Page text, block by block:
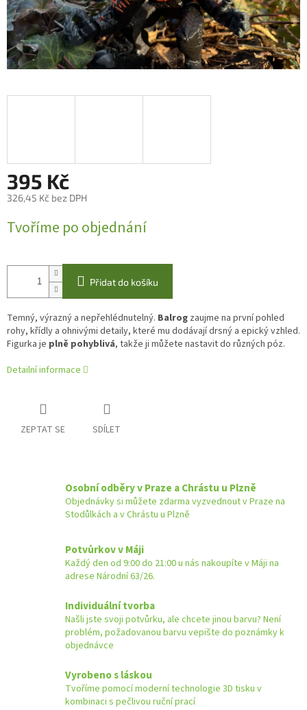
395 Kč
326,45 Kč bez DPH
cena:
Tvoříme po objednání
Přidat do košíku
Temný, výrazný a nepřehlédnutelný. Balrog zaujme na první pohled
rohy, křídly a ohnivými detaily, které mu dodávají drsný a epický vzhled.
Figurka je plně pohyblivá, takže ji můžete nastavit do různých póz.
Detailní informace
ZEPTAT SE SDÍLET
Osobní odběry v Praze a Chrástu u Plzně
Objednávky si můžete zdarma vyzvednout v Praze na
Stodůlkách a v Chrástu u Plzně
Potvůrkov v Máji
Každý den od 9:00 do 21:00 u nás nakoupíte v Máji na
adrese Národní 63/26.
Individuální tvorba
Našli jste svoji potvůrku, ale chcete jinou barvu? Není
problém, požadovanou barvu vepište do poznámky k
objednávce
Vyrobeno s láskou
Tvoříme pomocí moderní technologie 3D tisku v
kombinaci s pečlivou ruční prací